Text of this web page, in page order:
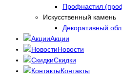
Профнастил
Искусственный камень
Декоративный
Акции
Новости
Скидки
Контакты